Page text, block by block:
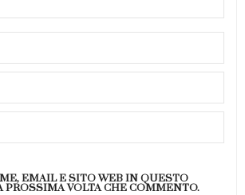
EMAIL E SITO WEB IN QUESTO
PROSSIMA VOLTA CHE COMMENTO.